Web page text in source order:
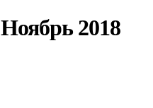
Ноябрь 2018